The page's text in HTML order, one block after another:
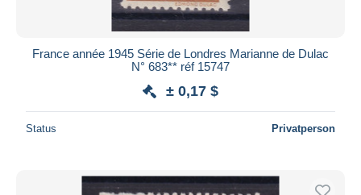
France année 1945 Série de Londres Marianne de Dulac
N° 683** réf 15747
± 0,17 $
Status Privatperson